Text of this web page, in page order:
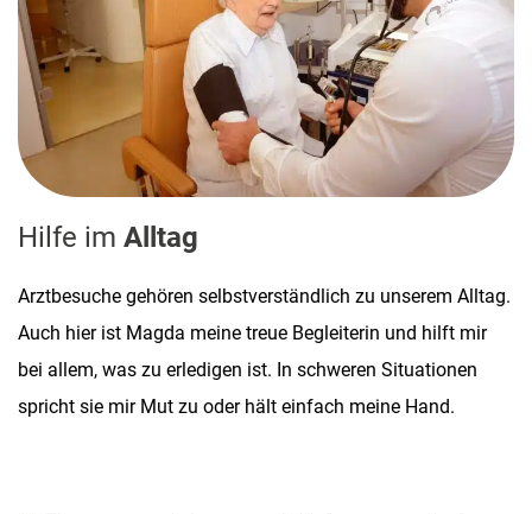
Hilfe im Alltag
Arztbesuche gehören selbstverständlich zu unserem Alltag.
Auch hier ist Magda meine treue Begleiterin und hilft mir
bei allem, was zu erledigen ist. In schweren Situationen
spricht sie mir Mut zu oder hält einfach meine Hand.